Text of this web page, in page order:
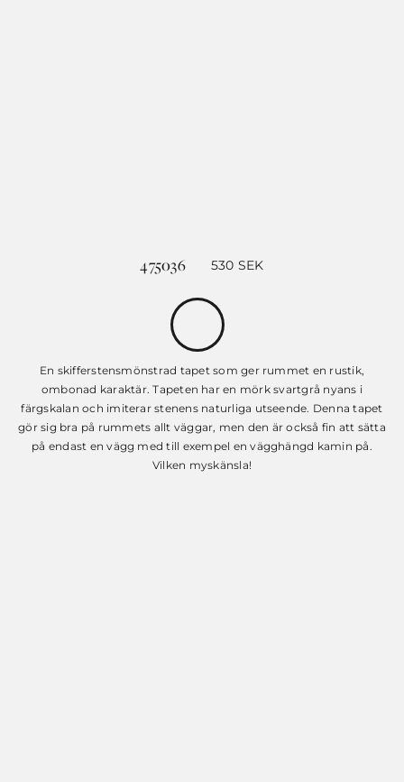
475036 530 SEK
En skifferstensmönstrad tapet som ger rummet en rustik,
ombonad karaktär. Tapeten har en mörk svartgrå nyans i
färgskalan och imiterar stenens naturliga utseende. Denna tapet
gör sig bra på rummets allt väggar, men den är också fin att sätta
på endast en vägg med till exempel en vägghängd kamin på.
Vilken myskänsla!